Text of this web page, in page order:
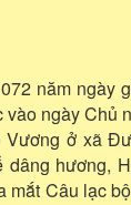
năm ngày
ngày Chủ
ở xã
dâng hương,
mắt Câu lạc